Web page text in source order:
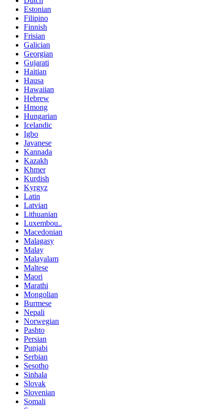
Estonian
Filipino
Finnish
Frisian
Galician
Georgian
Gujarati
Haitian
Hausa
Hawaiian
Hebrew
Hmong
Hungarian
Icelandic
Igbo
Javanese
Kannada
Kazakh
Khmer
Kurdish
Kyrgyz
Latin
Latvian
Lithuanian
Luxembou..
Macedonian
Malagasy
Malay
Malayalam
Maltese
Maori
Marathi
Mongolian
Burmese
Nepali
Norwegian
Pashto
Persian
Punjabi
Serbian
Sesotho
Sinhala
Slovak
Slovenian
Somali